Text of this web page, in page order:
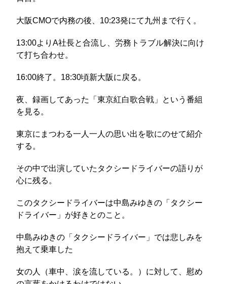
大阪CMOで内務の後、10:23発にて九州まで行く。
13:00よりA社長と合流し、労務トラブル解決に向け
て打ち合わせ。
16:00終了。18:30頃新大阪に戻る。
夜、録画してあった「東京紅白歌合戦」という番組
を見る。
東京にまつわる一人一人の思い出を歌にのせて紹介
する。
その中で出演していたタクシードライバーの語りが
心に残る。
このタクシードライバーは中島みゆきの「タクシー
ドライバー」が好きとのこと。
中島みゆきの「タクシードライバー」では悲しみを
抱えて乗車した
女の人（車中、涙を流している。）に対して、慰め